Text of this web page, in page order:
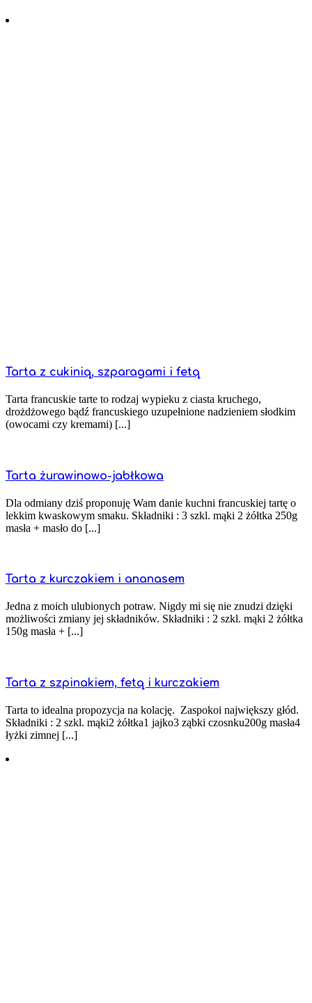
Tarta z cukinią, szparagami i fetą
Tarta francuskie tarte to rodzaj wypieku z ciasta kruchego,
drożdżowego bądź francuskiego uzupełnione nadzieniem słodkim
(owocami czy kremami) [...]
Tarta żurawinowo-jabłkowa
Dla odmiany dziś proponuję Wam danie kuchni francuskiej tartę o
lekkim kwaskowym smaku. Składniki : 3 szkl. mąki 2 żółtka 250g
masła + masło do [...]
Tarta z kurczakiem i ananasem
Jedna z moich ulubionych potraw. Nigdy mi się nie znudzi dzięki
możliwości zmiany jej składników. Składniki : 2 szkl. mąki 2 żółtka
150g masła + [...]
Tarta z szpinakiem, fetą i kurczakiem
Tarta to idealna propozycja na kolację. Zaspokoi największy głód.
Składniki : 2 szkl. mąki2 żółtka1 jajko3 ząbki czosnku200g masła4
łyżki zimnej [...]